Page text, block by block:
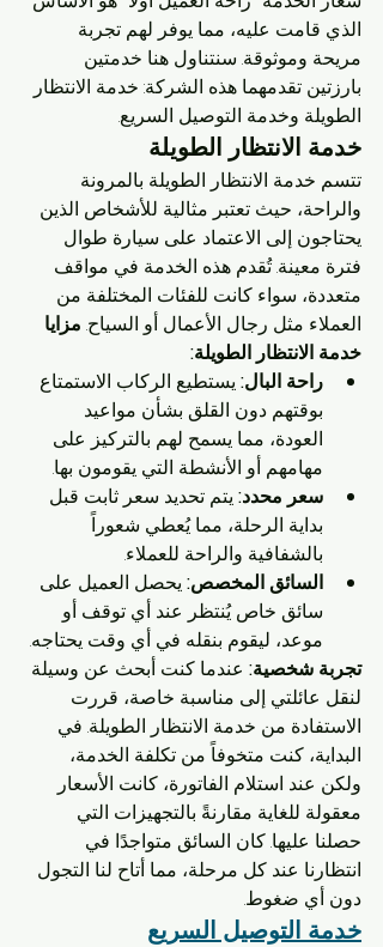
الذي قامت عليه، مما يوفر لهم تجربة
مريحة وموثوقة. سنتناول هنا خدمتين
بارزتين تقدمهما هذه الشركة: خدمة الانتظار
الطويلة وخدمة التوصيل السريع.
خدمة الانتظار الطويلة
تتسم خدمة الانتظار الطويلة بالمرونة
والراحة، حيث تعتبر مثالية للأشخاص الذين
يحتاجون إلى الاعتماد على سيارة طوال
فترة معينة. تُقدم هذه الخدمة في مواقف
متعددة، سواء كانت للفئات المختلفة من
العملاء مثل رجال الأعمال أو السياح. مزايا
خدمة الانتظار الطويلة:
راحة البال: يستطيع الركاب الاستمتاع
بوقتهم دون القلق بشأن مواعيد
العودة، مما يسمح لهم بالتركيز على
مهامهم أو الأنشطة التي يقومون بها.
سعر محدد: يتم تحديد سعر ثابت قبل
بداية الرحلة، مما يُعطي شعوراً
بالشفافية والراحة للعملاء.
السائق المخصص: يحصل العميل على
سائق خاص يُنتظر عند أي توقف أو
موعد، ليقوم بنقله في أي وقت يحتاجه.
تجربة شخصية: عندما كنت أبحث عن وسيلة
لنقل عائلتي إلى مناسبة خاصة، قررت
الاستفادة من خدمة الانتظار الطويلة. في
البداية، كنت متخوفاً من تكلفة الخدمة،
ولكن عند استلام الفاتورة، كانت الأسعار
معقولة للغاية مقارنةً بالتجهيزات التي
حصلنا عليها. كان السائق متواجدًا في
انتظارنا عند كل مرحلة، مما أتاح لنا التجول
دون أي ضغوط.
خدمة التوصيل السريع